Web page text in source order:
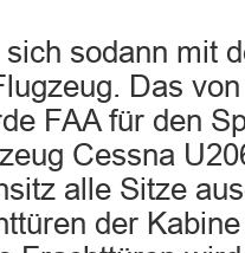
sodann mit
Das
FAA für den
Cessna
alle Sitze
der